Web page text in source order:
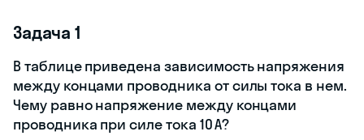
Задача 1
В таблице приведена зависимость напряжения
между концами проводника от силы тока в нем.
Чему равно напряжение между концами
проводника при силе тока 10 А?